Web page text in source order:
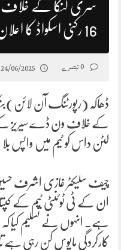
سری لنکا کے
16 رکنی اسکواڈ کا اعلان
24/06/2025
ڈھاکہ (رپورٹنگ آن
لٹن داس کو ٹیم میں واپس بلا
چیف سلیکٹر غازی اشرف
ان کے ٹی ٹوئنٹی ٹیم کے
ہے۔ انہوں نے تسلیم کیا
کارکردگی مایوس کن رہی ہے